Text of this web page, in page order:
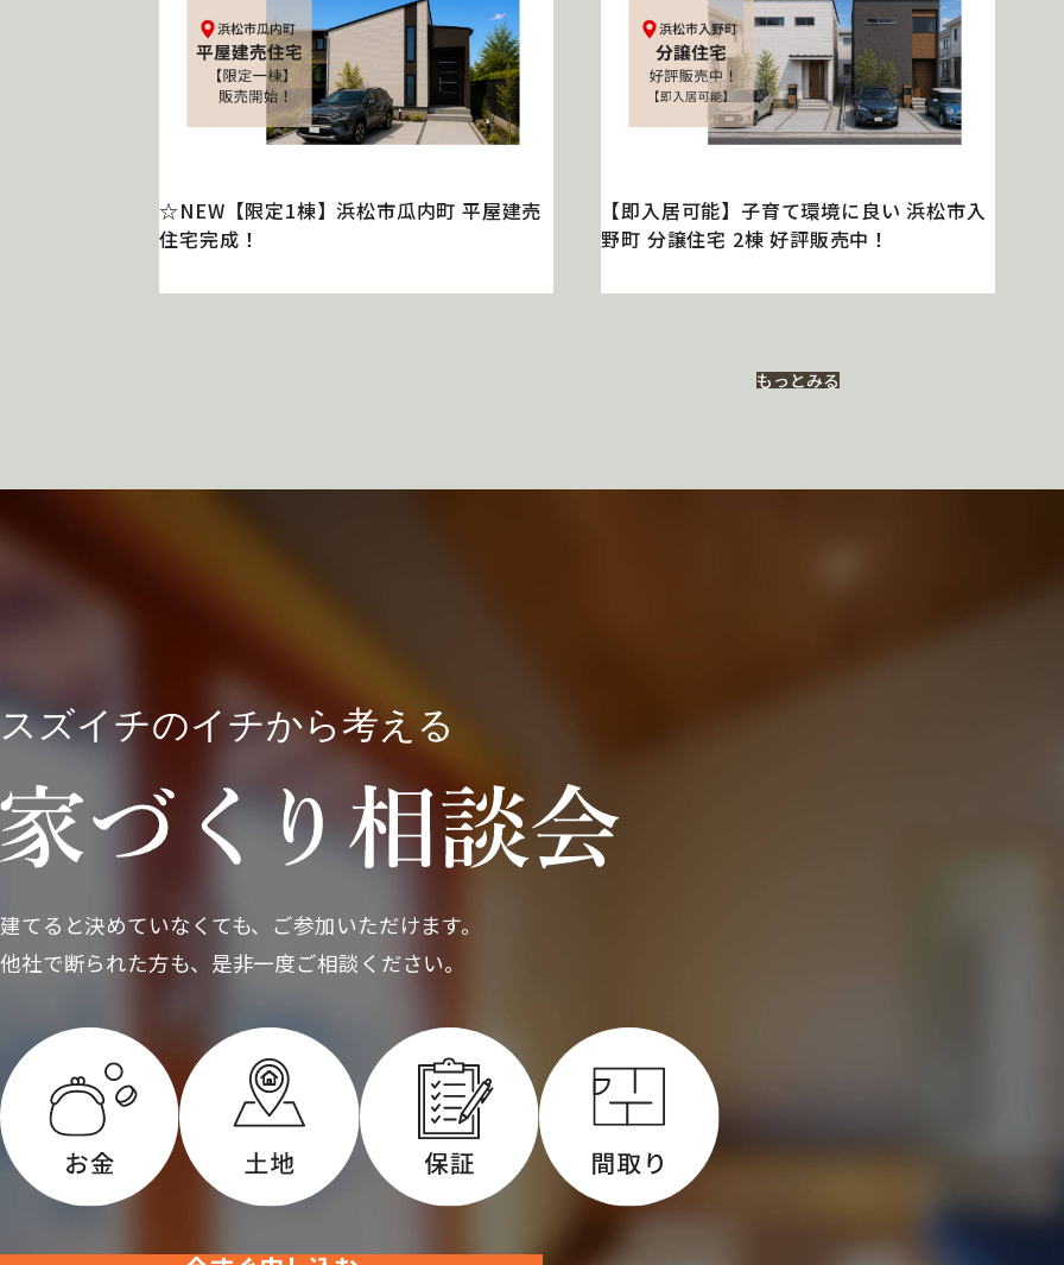
☆NEW【限定1棟】浜松市瓜内町 平屋建売
住宅完成！
【即入居可能】子育て環境に良い 浜松市入
野町 分譲住宅 2棟 好評販売中！
もっとみる
スズイチのイチから考える
建てると決めていなくても、ご参加いただけます。
他社で断られた方も、是非一度ご相談ください。